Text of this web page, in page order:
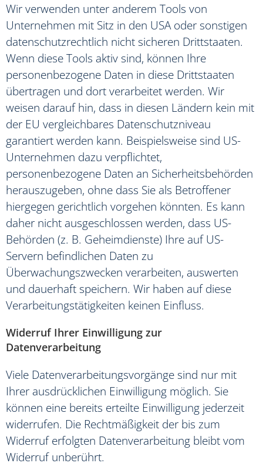
Wir verwenden unter anderem Tools von
Unternehmen mit Sitz in den USA oder sonstigen
datenschutzrechtlich nicht sicheren Drittstaaten.
Wenn diese Tools aktiv sind, können Ihre
personenbezogene Daten in diese Drittstaaten
übertragen und dort verarbeitet werden. Wir
weisen darauf hin, dass in diesen Ländern kein mit
der EU vergleichbares Datenschutzniveau
garantiert werden kann. Beispielsweise sind US-
Unternehmen dazu verpflichtet,
personenbezogene Daten an Sicherheitsbehörden
herauszugeben, ohne dass Sie als Betroffener
hiergegen gerichtlich vorgehen könnten. Es kann
daher nicht ausgeschlossen werden, dass US-
Behörden (z. B. Geheimdienste) Ihre auf US-
Servern befindlichen Daten zu
Überwachungszwecken verarbeiten, auswerten
und dauerhaft speichern. Wir haben auf diese
Verarbeitungstätigkeiten keinen Einfluss.
Widerruf Ihrer Einwilligung zur
Datenverarbeitung
Viele Datenverarbeitungsvorgänge sind nur mit
Ihrer ausdrücklichen Einwilligung möglich. Sie
können eine bereits erteilte Einwilligung jederzeit
widerrufen. Die Rechtmäßigkeit der bis zum
Widerruf erfolgten Datenverarbeitung bleibt vom
Widerruf unberührt.